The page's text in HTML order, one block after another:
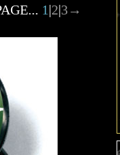
1|2|3→